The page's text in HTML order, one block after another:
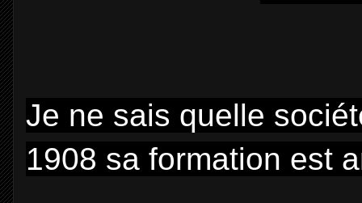
Je ne sais quelle
1908 sa formation est